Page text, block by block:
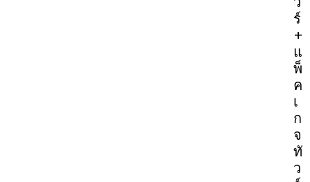
ร์
+
แ
พ็
ค
เ
ก
จ
ทั
ว